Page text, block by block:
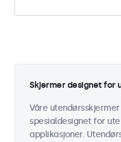
Skjermer designet for
Våre
spesialdesignet for
applikasjoner.